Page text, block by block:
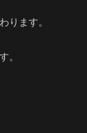
ります。
。